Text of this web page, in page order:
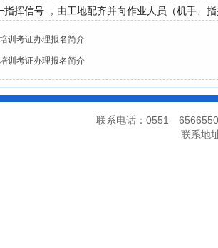
指挥信号 ，由工地配齐并向作业人员（机手
训考证办理报名简介
训考证办理报名简介
联系电话：
联系地